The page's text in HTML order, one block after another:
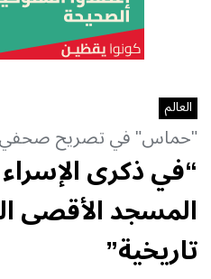
العالم
"حماس" في تصريح
“في ذكرى
المسجد الأقصى
تاريخية”